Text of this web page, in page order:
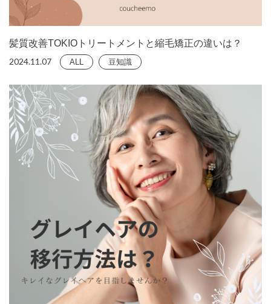
髪質改善TOKIOトリートメントと縮毛矯正の違いは？
2024.11.07
ALL 豆知識